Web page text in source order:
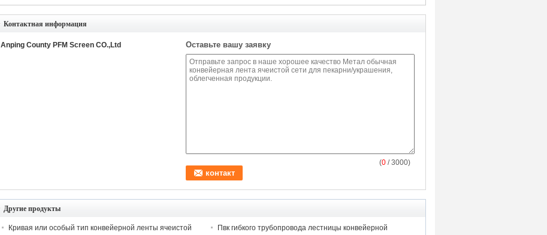
Контактная информация
Anping County PFM Screen CO.,Ltd Оставьте вашу заявку
(0 / 3000)
Другие продукты
Кривая или особый тип конвейерной ленты ячеистой
Пвк гибкого трубопровода лестницы конвейерной